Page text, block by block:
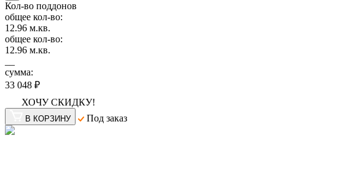
Кол-во поддонов
общее кол-во:
12.96 м.кв.
общее кол-во:
12.96 м.кв.
сумма:
33 048 ₽
ХОЧУ СКИДКУ!
В КОРЗИНУ Под заказ